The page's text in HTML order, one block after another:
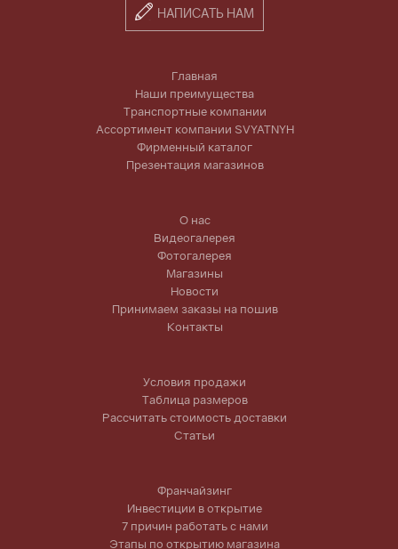
НАПИСАТЬ НАМ
Главная
Наши преимущества
Транспортные компании
Ассортимент компании SVYATNYH
Фирменный каталог
Презентация магазинов
О нас
Видеогалерея
Фотогалерея
Магазины
Новости
Принимаем заказы на пошив
Контакты
Условия продажи
Таблица размеров
Рассчитать стоимость доставки
Статьи
Франчайзинг
Инвестиции в открытие
7 причин работать с нами
Этапы по открытию магазина